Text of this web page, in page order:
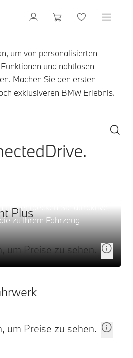
um von personalisierten
und nahtlosen
Machen Sie den ersten
exklusiveren BMW Erlebnis.
entdecken Sie attraktive
zu Ihrem Fahrzeug
Plus
um Preise zu sehen.
um Preise zu sehen.